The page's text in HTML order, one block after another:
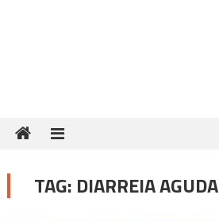
TAG: DIARREIA AGUDA